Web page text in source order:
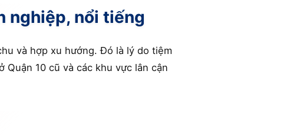
nghiệp, nổi tiếng
và hợp xu hướng. Đó là lý do tiệm
Quận 10 cũ và các khu vực lân cận